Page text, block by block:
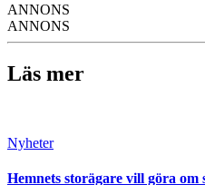
ANNONS
ANNONS
Läs mer
Nyheter
Hemnets storägare vill göra om